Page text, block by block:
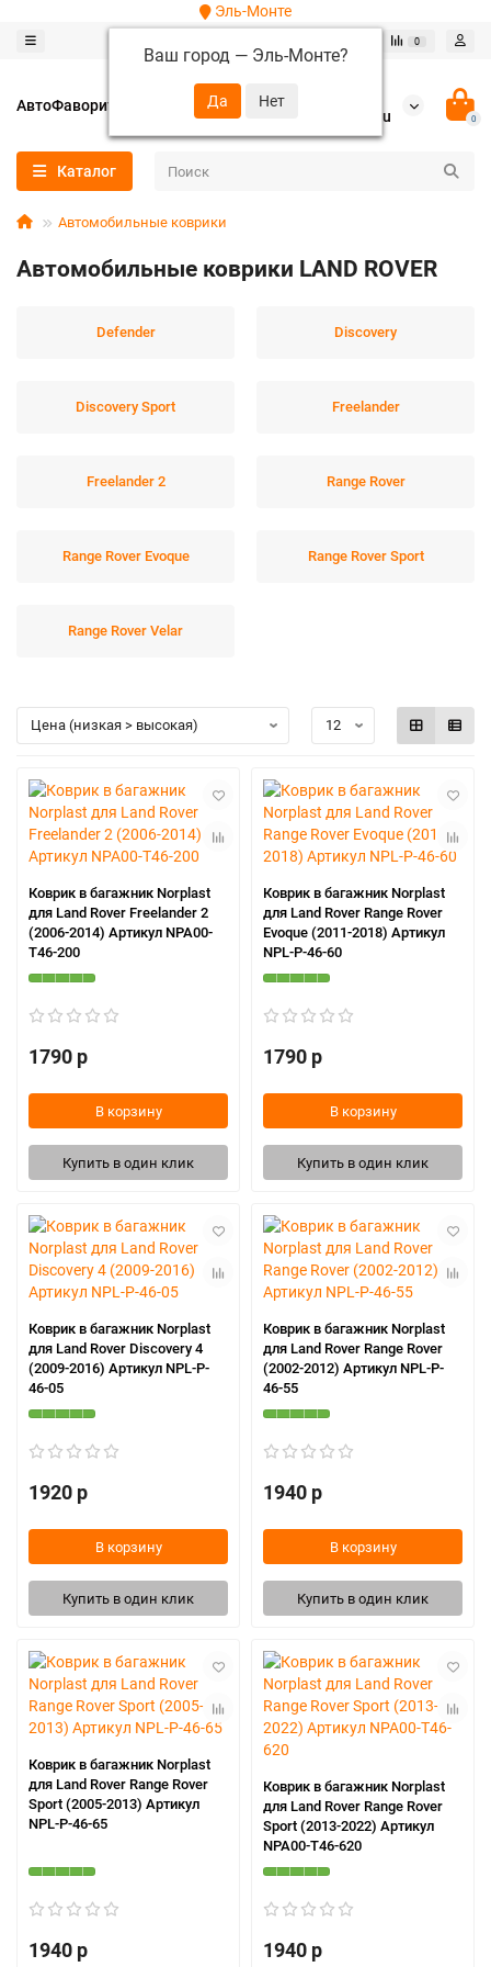
Эль-Монте
Ваш город — Эль-Монте?
0
АвтоФаворит
+7 (952) 288-64-62
autofavorit-spb@yandex.ru
0
Каталог
Автомобильные коврики
Автомобильные коврики LAND ROVER
Defender Discovery
Discovery Sport Freelander
Freelander 2 Range Rover
Range Rover Evoque Range Rover Sport
Range Rover Velar
Коврик в багажник Norplast
для Land Rover Freelander 2
(2006-2014) Артикул NPA00-
T46-200
1790 р
В корзину
Купить в один клик
Коврик в багажник Norplast
для Land Rover Range Rover
Evoque (2011-2018) Артикул
NPL-P-46-60
1790 р
В корзину
Купить в один клик
Коврик в багажник Norplast
для Land Rover Discovery 4
(2009-2016) Артикул NPL-P-
46-05
1920 р
В корзину
Купить в один клик
Коврик в багажник Norplast
для Land Rover Range Rover
(2002-2012) Артикул NPL-P-
46-55
1940 р
В корзину
Купить в один клик
Коврик в багажник Norplast
для Land Rover Range Rover
Sport (2005-2013) Артикул
NPL-P-46-65
1940 р
Коврик в багажник Norplast
для Land Rover Range Rover
Sport (2013-2022) Артикул
NPA00-T46-620
1940 р